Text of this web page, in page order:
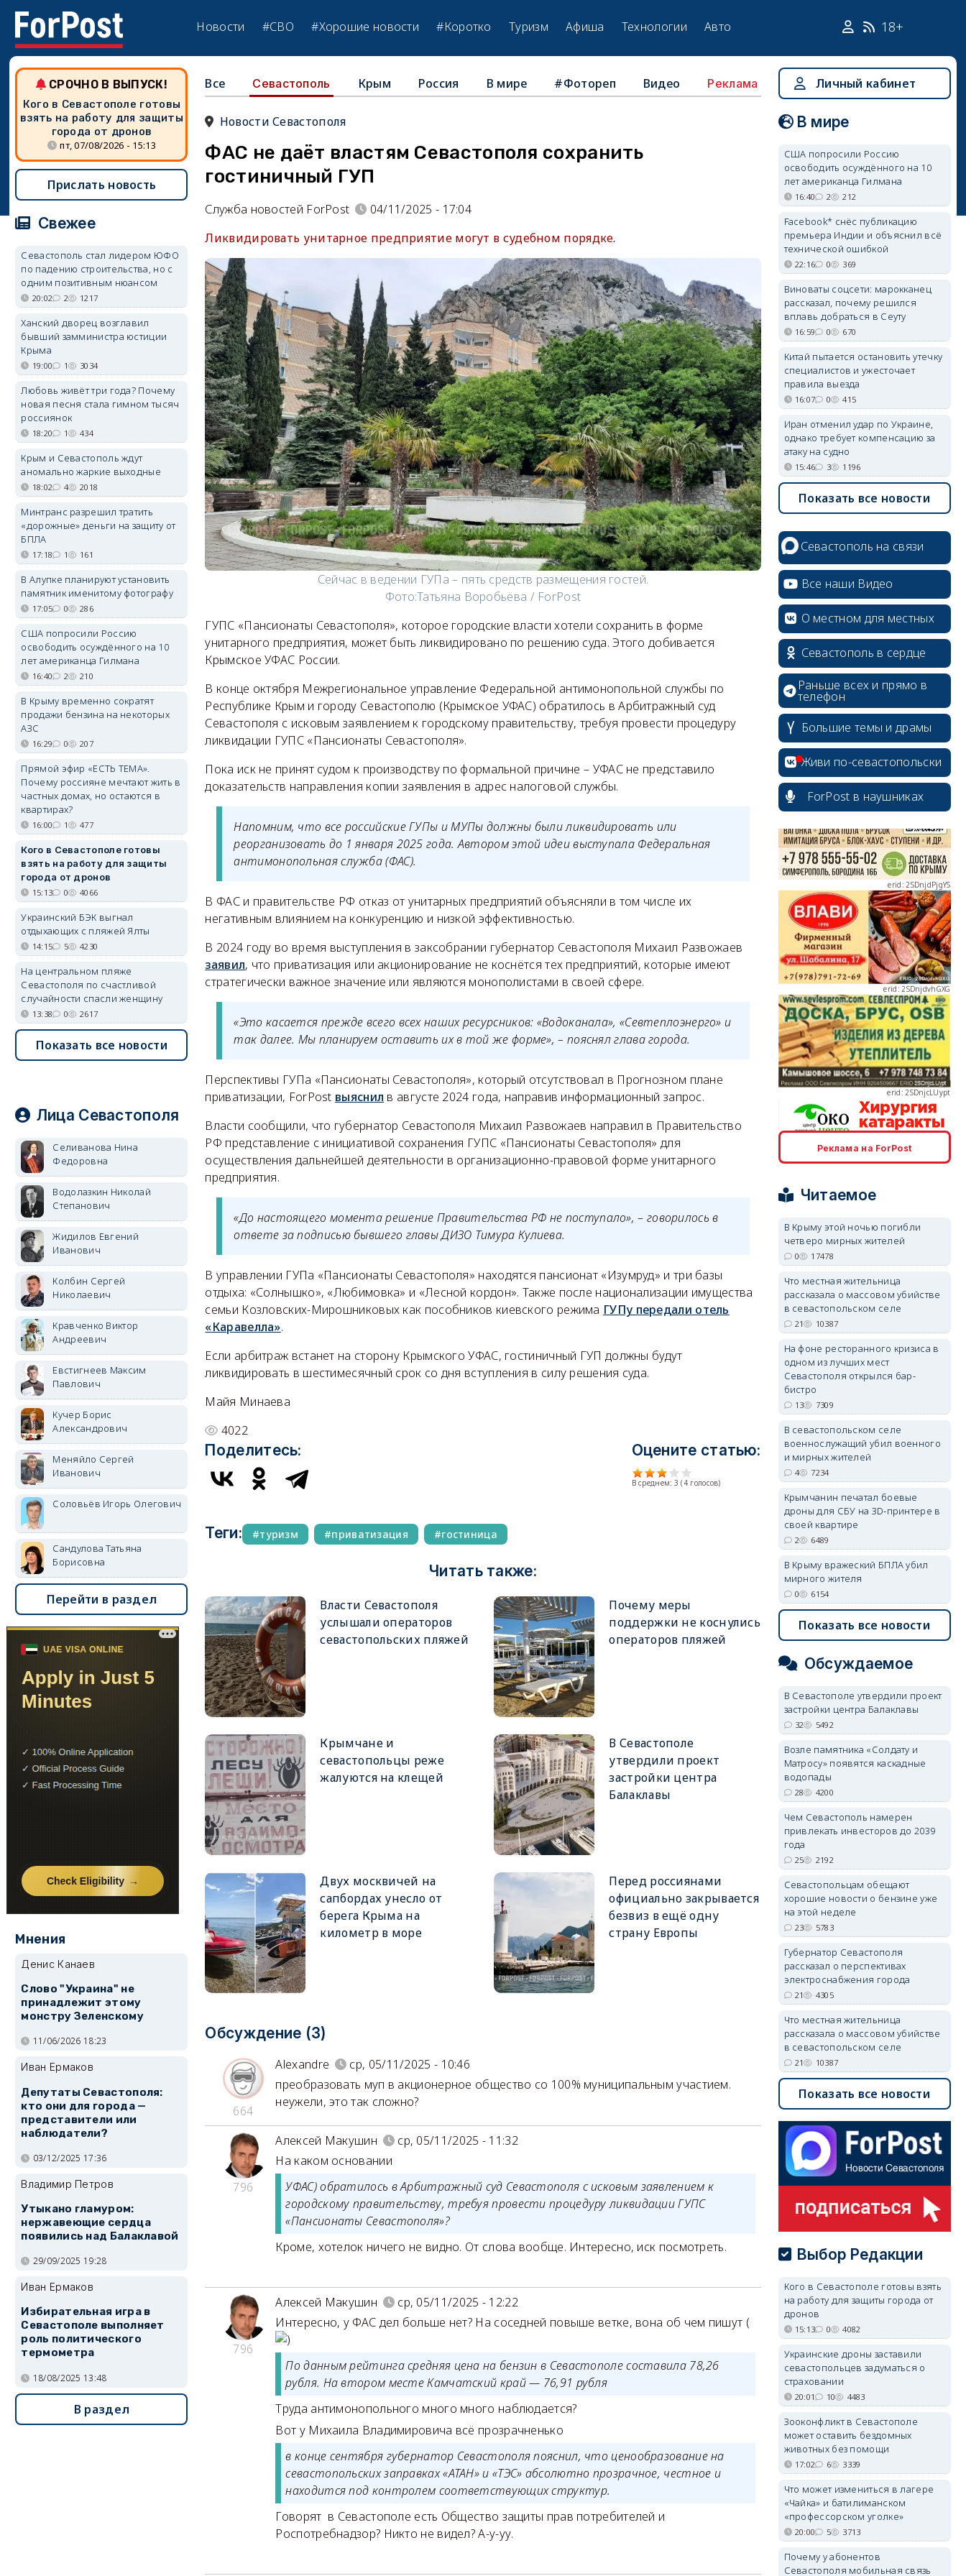
Новости #СВО #Хорошие новости #Коротко Туризм Афиша Технологии Авто 18+
Все Севастополь Крым Россия В мире #Фотореп Видео Реклама
Новости Севастополя
ФАС не даёт властям Севастополя сохранить
гостиничный ГУП
Служба новостей ForPost
04/11/2025 - 17:04
Ликвидировать унитарное предприятие могут в судебном порядке.
Сейчас в ведении ГУПа – пять средств размещения гостей.
Фото:Татьяна Воробьёва / ForPost
ГУПС «Пансионаты Севастополя», которое городские власти хотели сохранить в форме
унитарного предприятия, может быть ликвидировано по решению суда. Этого добивается
Крымское УФАС России.
В конце октября Межрегиональное управление Федеральной антимонопольной службы по
Республике Крым и городу Севастополю (Крымское УФАС) обратилось в Арбитражный суд
Севастополя с исковым заявлением к городскому правительству, требуя провести процедуру
ликвидации ГУПС «Пансионаты Севастополя».
Пока иск не принят судом к производству по формальной причине – УФАС не представило
доказательств направления копии заявления в адрес налоговой службы.
Напомним, что все российские ГУПы и МУПы должны были ликвидировать или
реорганизовать до 1 января 2025 года. Автором этой идеи выступала Федеральная
антимонопольная служба (ФАС).
В ФАС и правительстве РФ отказ от унитарных предприятий объясняли в том числе их
негативным влиянием на конкуренцию и низкой эффективностью.
В 2024 году во время выступления в заксобрании губернатор Севастополя Михаил Развожаев
заявил, что приватизация или акционирование не коснётся тех предприятий, которые имеют
стратегически важное значение или являются монополистами в своей сфере.
«Это касается прежде всего всех наших ресурсников: «Водоканала», «Севтеплоэнерго» и
так далее. Мы планируем оставить их в той же форме», – пояснял глава города.
Перспективы ГУПа «Пансионаты Севастополя», который отсутствовал в Прогнозном плане
приватизации, ForPost выяснил в августе 2024 года, направив информационный запрос.
Власти сообщили, что губернатор Севастополя Михаил Развожаев направил в Правительство
РФ представление с инициативой сохранения ГУПС «Пансионаты Севастополя» для
осуществления дальнейшей деятельности в организационно-правовой форме унитарного
предприятия.
«До настоящего момента решение Правительства РФ не поступало», – говорилось в
ответе за подписью бывшего главы ДИЗО Тимура Кулиева.
В управлении ГУПа «Пансионаты Севастополя» находятся пансионат «Изумруд» и три базы
отдыха: «Солнышко», «Любимовка» и «Лесной кордон». Также после национализации имущества
семьи Козловских-Мирошниковых как пособников киевского режима ГУПу передали отель
«Каравелла».
Если арбитраж встанет на сторону Крымского УФАС, гостиничный ГУП должны будут
ликвидировать в шестимесячный срок со дня вступления в силу решения суда.
Майя Минаева
4022
Поделитесь: Оцените статью:
В среднем: 3 (4 голосов)
Теги: туризм приватизация гостиница
Читать также:
Власти Севастополя
услышали операторов
севастопольских пляжей
Почему меры
поддержки не коснулись
операторов пляжей
Крымчане и
севастопольцы реже
жалуются на клещей
В Севастополе
утвердили проект
застройки центра
Балаклавы
Двух москвичей на
сапбордах унесло от
берега Крыма на
километр в море
Перед россиянами
официально закрывается
безвиз в ещё одну
страну Европы
Обсуждение (3)
664
Alexandre
ср, 05/11/2025 - 10:46
преобразовать муп в акционерное общество со 100% муниципальным участием.
неужели, это так сложно?
796
Алексей Макушин
ср, 05/11/2025 - 11:32
На каком основании
УФАС) обратилось в Арбитражный суд Севастополя с исковым заявлением к
городскому правительству, требуя провести процедуру ликвидации ГУПС
«Пансионаты Севастополя»?
Кроме, хотелок ничего не видно. От слова вообще. Интересно, иск посмотреть.
796
Алексей Макушин
ср, 05/11/2025 - 12:22
Интересно, у ФАС дел больше нет? На соседней повыше ветке, вона об чем пишут (
)
По данным рейтинга средняя цена на бензин в Севастополе составила 78,26
рубля. На втором месте Камчатский край — 76,91 рубля
Труда антимонопольного много много наблюдается?
Вот у Михаила Владимировича всё прозрачненько
в конце сентября губернатор Севастополя пояснил, что ценообразование на
севастопольских заправках «АТАН» и «ТЭС» абсолютно прозрачное, честное и
находится под контролем соответствующих структур.
Говорят в Севастополе есть Общество защиты прав потребителей и
Роспотребнадзор? Никто не видел? А-у-уу.
СРОЧНО В ВЫПУСК!
Кого в Севастополе готовы
взять на работу для защиты
города от дронов
пт, 07/08/2026 - 15:13
Прислать новость
Свежее
Севастополь стал лидером ЮФО
по падению строительства, но с
одним позитивным нюансом
20:02 2 1217
Ханский дворец возглавил
бывший замминистра юстиции
Крыма
19:00 1 3034
Любовь живёт три года? Почему
новая песня стала гимном тысяч
россиянок
18:20 1 434
Крым и Севастополь ждут
аномально жаркие выходные
18:02 4 2018
Минтранс разрешил тратить
«дорожные» деньги на защиту от
БПЛА
17:18 1 161
В Алупке планируют установить
памятник именитому фотографу
17:05 0 286
США попросили Россию
освободить осуждённого на 10
лет американца Гилмана
16:40 2 210
В Крыму временно сократят
продажи бензина на некоторых
АЗС
16:29 0 207
Прямой эфир «ЕСТЬ ТЕМА».
Почему россияне мечтают жить в
частных домах, но остаются в
квартирах?
16:00 1 477
Кого в Севастополе готовы
взять на работу для защиты
города от дронов
15:13 0 4066
Украинский БЭК выгнал
отдыхающих с пляжей Ялты
14:15 5 4230
На центральном пляже
Севастополя по счастливой
случайности спасли женщину
13:38 0 2617
Показать все новости
Лица Севастополя
Селиванова Нина
Федоровна
Водолазкин Николай
Степанович
Жидилов Евгений
Иванович
Колбин Сергей
Николаевич
Кравченко Виктор
Андреевич
Евстигнеев Максим
Павлович
Кучер Борис
Александрович
Меняйло Сергей
Иванович
Соловьёв Игорь Олегович
Сандулова Татьяна
Борисовна
Перейти в раздел
Мнения
Денис Канаев
Слово "Украина" не
принадлежит этому
монстру Зеленскому
11/06/2026 18:23
Иван Ермаков
Депутаты Севастополя:
кто они для города —
представители или
наблюдатели?
03/12/2025 17:36
Владимир Петров
Утыкано гламуром:
нержавеющие сердца
появились над Балаклавой
29/09/2025 19:28
Иван Ермаков
Избирательная игра в
Севастополе выполняет
роль политического
термометра
18/08/2025 13:48
В раздел
Личный кабинет
В мире
США попросили Россию
освободить осуждённого на 10
лет американца Гилмана
16:40 2 212
Facebook* снёс публикацию
премьера Индии и объяснил всё
технической ошибкой
22:16 0 369
Виноваты соцсети: марокканец
рассказал, почему решился
вплавь добраться в Сеуту
16:59 0 670
Китай пытается остановить утечку
специалистов и ужесточает
правила выезда
16:07 0 415
Иран отменил удар по Украине,
однако требует компенсацию за
атаку на судно
15:46 3 1196
Показать все новости
Севастополь на связи
Все наши Видео
О местном для местных
Севастополь в сердце
Раньше всех и прямо в
телефон
Большие темы и драмы
Живи по-севастопольски
ForPost в наушниках
erid: 2SDnjcrDNw6
erid: 2SDnjdPjgYS
erid: 2SDnjdvhGXG
erid: 2SDnjcLUypt
erid: 2SDnjcrDNw6
erid: 2SDnjdvhGXG
Реклама на ForPost
Читаемое
В Крыму этой ночью погибли
четверо мирных жителей
0 17478
Что местная жительница
рассказала о массовом убийстве
в севастопольском селе
21 10387
На фоне ресторанного кризиса в
одном из лучших мест
Севастополя открылся бар-
бистро
13 7309
В севастопольском селе
военнослужащий убил военного
и мирных жителей
4 7234
Крымчанин печатал боевые
дроны для СБУ на 3D-принтере в
своей квартире
2 6489
В Крыму вражеский БПЛА убил
мирного жителя
0 6154
Показать все новости
Обсуждаемое
В Севастополе утвердили проект
застройки центра Балаклавы
32 5492
Возле памятника «Солдату и
Матросу» появятся каскадные
водопады
28 4200
Чем Севастополь намерен
привлекать инвесторов до 2039
года
25 2192
Севастопольцам обещают
хорошие новости о бензине уже
на этой неделе
23 5783
Губернатор Севастополя
рассказал о перспективах
электроснабжения города
21 4305
Что местная жительница
рассказала о массовом убийстве
в севастопольском селе
21 10387
Показать все новости
Выбор Редакции
Кого в Севастополе готовы взять
на работу для защиты города от
дронов
15:13 0 4082
Украинские дроны заставили
севастопольцев задуматься о
страховании
20:01 10 4483
Зооконфликт в Севастополе
может оставить бездомных
животных без помощи
17:02 6 3339
Что может измениться в лагере
«Чайка» и батилиманском
«профессорском уголке»
20:00 5 3713
Почему у абонентов
Севастополя мобильная связь